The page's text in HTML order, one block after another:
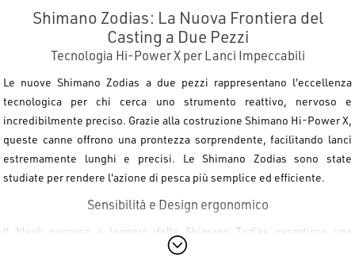
Shimano Zodias: La Nuova Frontiera del
Casting a Due Pezzi
Tecnologia Hi-Power X per Lanci Impeccabili
Le nuove Shimano Zodias a due pezzi rappresentano l'eccellenza
tecnologica per chi cerca uno strumento reattivo, nervoso e
incredibilmente preciso. Grazie alla costruzione Shimano Hi-Power X,
queste canne offrono una prontezza sorprendente, facilitando lanci
estremamente lunghi e precisi. Le Shimano Zodias sono state
studiate per rendere l'azione di pesca più semplice ed efficiente.
Sensibilità e Design ergonomico
Il blank nervoso e leggero delle Shimano Zodias garantisce una
sensibilità superiore, trasferendo ogni vibrazione direttamente al